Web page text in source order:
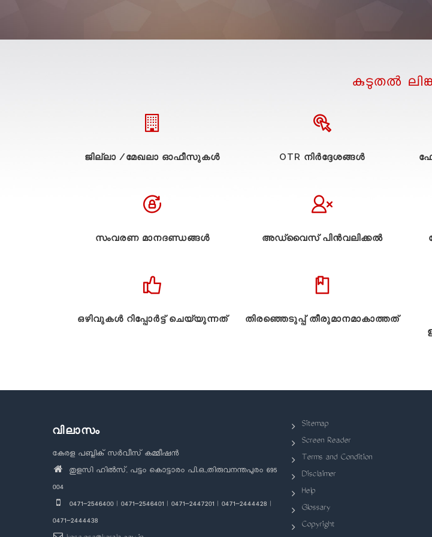
കുടുതല്‍
ജില്ലാ /മേഖലാ ഓഫീസുകള്‍ OTR നിർദ്ദേശങ്ങൾ
സംവരണ മാനദണ്ഡങ്ങൾ അഡ്വൈസ് പിൻവലിക്കൽ
ഒഴിവുകൾ റിപ്പോർട്ട് ചെയ്യുന്നത് തിരഞ്ഞെടുപ്പ് തീരുമാനമാകാത്തത്
വിലാസം
കേരള പബ്ലിക് സർവീസ് കമ്മീഷൻ
തുളസി ഹിൽസ്, പട്ടം കൊട്ടാരം പി.ഒ.,തിരുവനന്തപുരം 695
004
0471-2546400 | 0471-2546401 | 0471-2447201 | 0471-2444428 |
0471-2444438
Sitemap
Screen Reader
Terms and Condition
Disclaimer
Help
Glossary
Copyright